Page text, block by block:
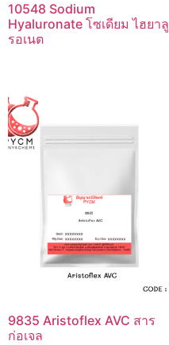
10548 Sodium
Hyaluronate โซเดียม ไฮยาลู
รอเนต
9835 Aristoflex AVC สาร
ก่อเจล